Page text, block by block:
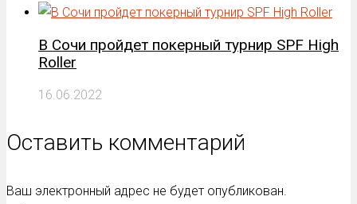
В Сочи пройдет покерный турнир SPF High
Roller
16.06.2022
Оставить комментарий
Ваш электронный адрес не будет опубликован.